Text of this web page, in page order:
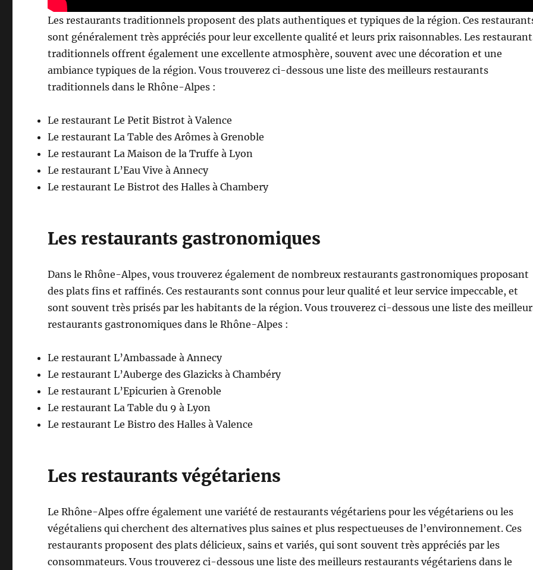
Les restaurants traditionnels proposent des plats authentiques et typiques de la région. Ces
sont généralement très appréciés pour leur excellente qualité et leurs prix raisonnables. Les
traditionnels offrent également une excellente atmosphère, souvent avec une décoration et une
ambiance typiques de la région. Vous trouverez ci-dessous une liste des meilleurs restaurants
traditionnels dans le Rhône-Alpes :
Le restaurant Le Petit Bistrot à Valence
Le restaurant La Table des Arômes à Grenoble
Le restaurant La Maison de la Truffe à Lyon
Le restaurant L’Eau Vive à Annecy
Le restaurant Le Bistrot des Halles à Chambery
Les restaurants gastronomiques
Dans le Rhône-Alpes, vous trouverez également de nombreux restaurants gastronomiques proposant
des plats fins et raffinés. Ces restaurants sont connus pour leur qualité et leur service impeccable, et
sont souvent très prisés par les habitants de la région. Vous trouverez ci-dessous une liste des
restaurants gastronomiques dans le Rhône-Alpes :
Le restaurant L’Ambassade à Annecy
Le restaurant L’Auberge des Glazicks à Chambéry
Le restaurant L’Epicurien à Grenoble
Le restaurant La Table du 9 à Lyon
Le restaurant Le Bistro des Halles à Valence
Les restaurants végétariens
Le Rhône-Alpes offre également une variété de restaurants végétariens pour les végétariens ou les
végétaliens qui cherchent des alternatives plus saines et plus respectueuses de l’environnement. Ces
restaurants proposent des plats délicieux, sains et variés, qui sont souvent très appréciés par les
consommateurs. Vous trouverez ci-dessous une liste des meilleurs restaurants végétariens dans le